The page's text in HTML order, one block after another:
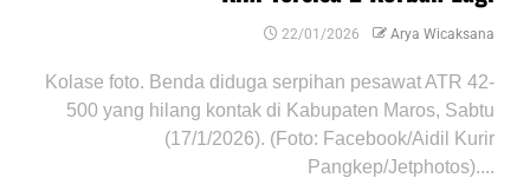
22/01/2026 Arya Wicaksana
Kolase foto. Benda diduga serpihan pesawat ATR 42-
500 yang hilang kontak di Kabupaten Maros, Sabtu
(17/1/2026). (Foto: Facebook/Aidil Kurir
Pangkep/Jetphotos)....